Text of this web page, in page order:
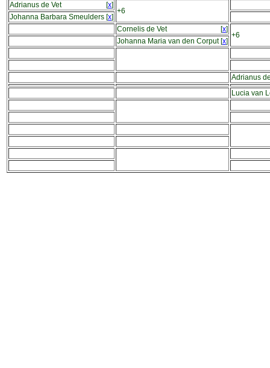
Adrianus de Vet
[x]
+6
Johanna Barbara Smeulders [x]
Cornelis de Vet
[x]
+6
Johanna Maria van den Corput[x]
Adrianus
Lucia van